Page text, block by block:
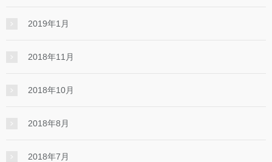
2019年1月
2018年11月
2018年10月
2018年8月
2018年7月